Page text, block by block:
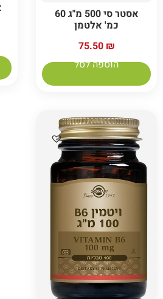
אסטר סי 500 מ"ג 60
כמ' אלטמן
75.50 ₪
הוספה לסל